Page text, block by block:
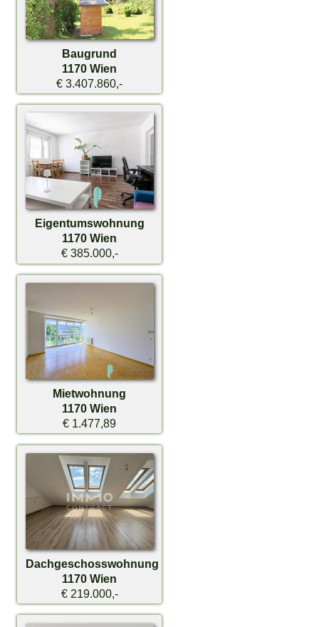
Baugrund
1170 Wien
€ 3.407.860,-
Eigentumswohnung
1170 Wien
€ 385.000,-
Mietwohnung
1170 Wien
€ 1.477,89
Dachgeschosswohnung
1170 Wien
€ 219.000,-